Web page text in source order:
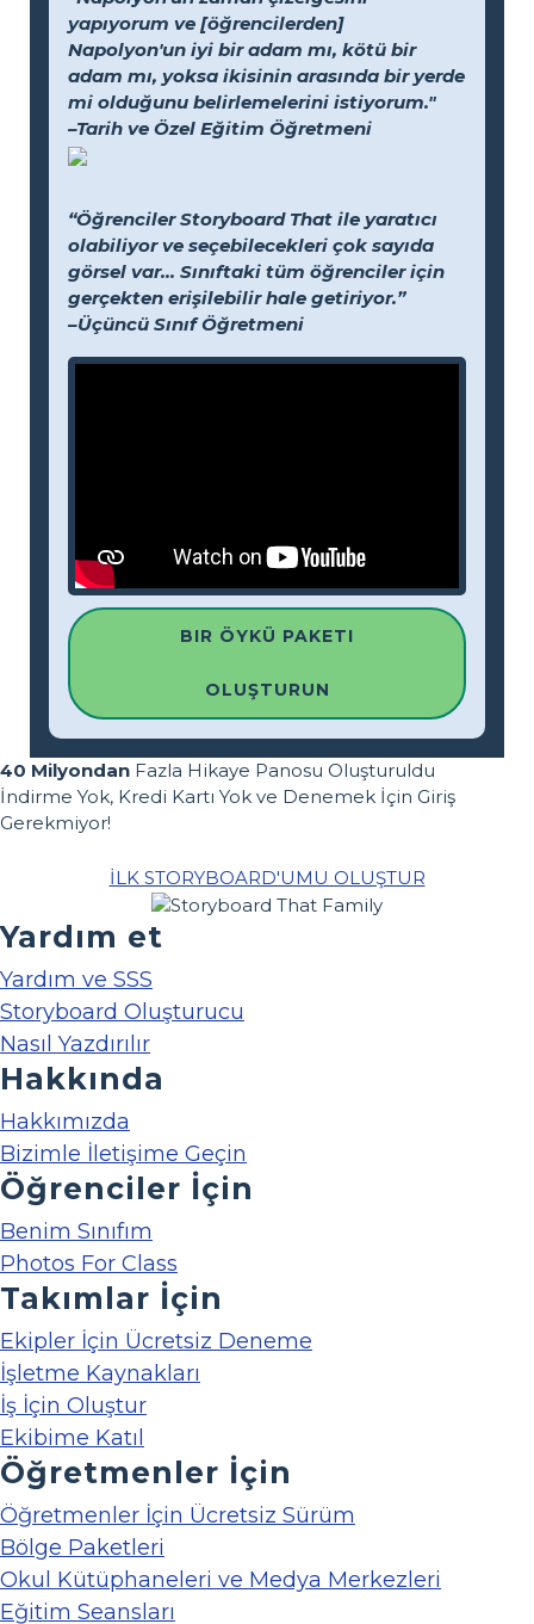
yapıyorum ve [öğrencilerden]
Napolyon'un iyi bir adam mı, kötü bir
adam mı, yoksa ikisinin arasında bir yerde
mi olduğunu belirlemelerini istiyorum."
–Tarih ve Özel Eğitim Öğretmeni
“Öğrenciler Storyboard That ile yaratıcı
olabiliyor ve seçebilecekleri çok sayıda
görsel var... Sınıftaki tüm öğrenciler için
gerçekten erişilebilir hale getiriyor.”
–Üçüncü Sınıf Öğretmeni
BIR ÖYKÜ PAKETI
OLUŞTURUN
40 Milyondan Fazla Hikaye Panosu Oluşturuldu
İndirme Yok, Kredi Kartı Yok ve Denemek İçin Giriş
Gerekmiyor!
İLK STORYBOARD'UMU OLUŞTUR
Yardım et
Yardım ve SSS
Storyboard Oluşturucu
Nasıl Yazdırılır
Hakkında
Hakkımızda
Bizimle İletişime Geçin
Öğrenciler İçin
Benim Sınıfım
Photos For Class
Takımlar İçin
Ekipler İçin Ücretsiz Deneme
İşletme Kaynakları
İş İçin Oluştur
Ekibime Katıl
Öğretmenler İçin
Öğretmenler İçin Ücretsiz Sürüm
Bölge Paketleri
Okul Kütüphaneleri ve Medya Merkezleri
Eğitim Seansları